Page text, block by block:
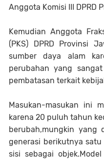
Anggota Komisi III DPRD
Kemudian Anggota
(PKS) DPRD Provinsi
sumber daya alam
perubahan yang
pembatasan terkait
Masukan-masukan ini
karena 20 puluh tahun
berubah,mungkin yang
generasi berikutnya
sisi sebagai